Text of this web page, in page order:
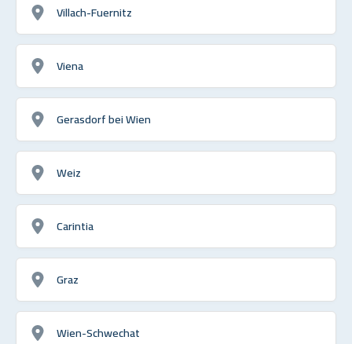
Villach-Fuernitz
Viena
Gerasdorf bei Wien
Weiz
Carintia
Graz
Wien-Schwechat